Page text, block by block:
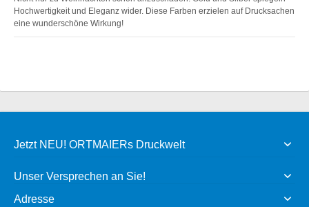
Hochwertigkeit und Eleganz wider. Diese Farben erzielen auf Drucksachen
eine wunderschöne Wirkung!
Jetzt NEU! ORTMAIERs Druckwelt
Unser Versprechen an Sie!
Adresse